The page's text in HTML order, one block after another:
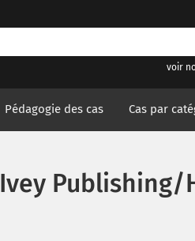
voir
Pédagogie des cas Cas par
Ivey Publishing/